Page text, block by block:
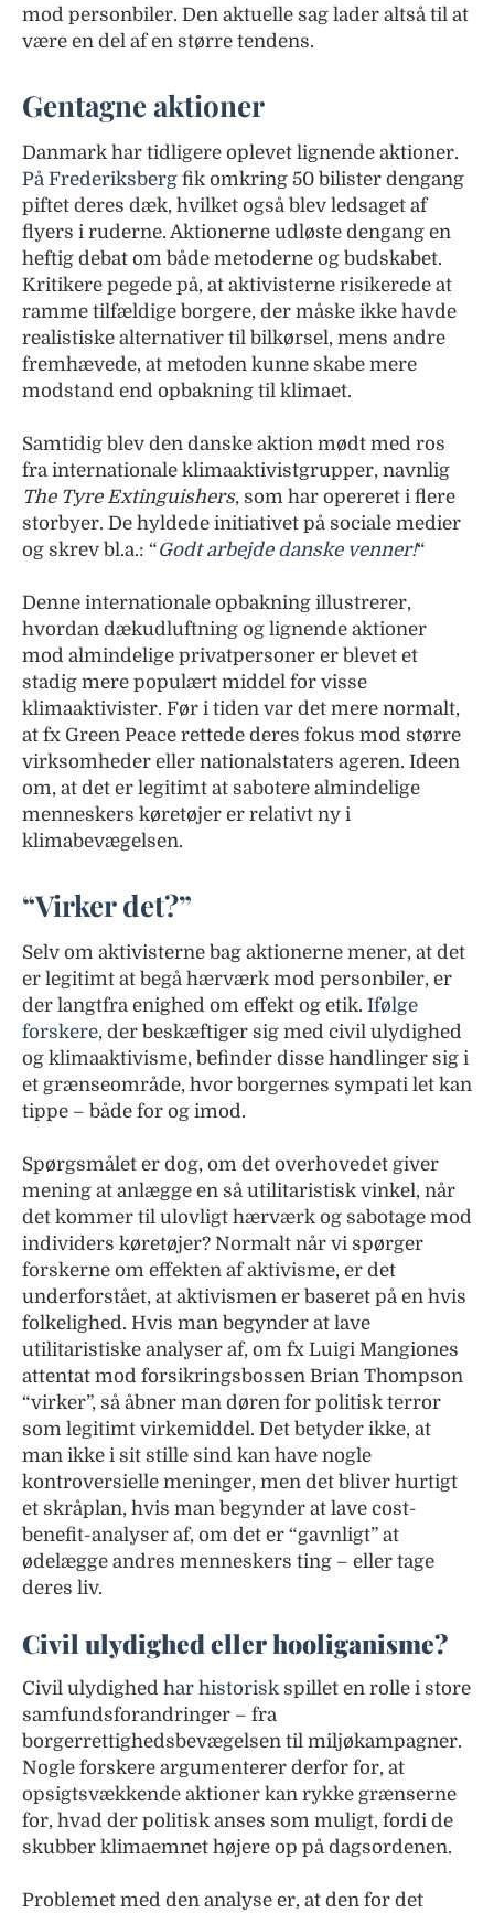
mod personbiler. Den aktuelle sag lader altså til at
være en del af en større tendens.
Gentagne aktioner
Danmark har tidligere oplevet lignende aktioner.
På Frederiksberg fik omkring 50 bilister dengang
piftet deres dæk, hvilket også blev ledsaget af
flyers i ruderne. Aktionerne udløste dengang en
heftig debat om både metoderne og budskabet.
Kritikere pegede på, at aktivisterne risikerede at
ramme tilfældige borgere, der måske ikke havde
realistiske alternativer til bilkørsel, mens andre
fremhævede, at metoden kunne skabe mere
modstand end opbakning til klimaet.
Samtidig blev den danske aktion mødt med ros
fra internationale klimaaktivistgrupper, navnlig
The Tyre Extinguishers, som har opereret i flere
storbyer. De hyldede initiativet på sociale medier
og skrev bl.a.: “Godt arbejde danske venner!“
Denne internationale opbakning illustrerer,
hvordan dækudluftning og lignende aktioner
mod almindelige privatpersoner er blevet et
stadig mere populært middel for visse
klimaaktivister. Før i tiden var det mere normalt,
at fx Green Peace rettede deres fokus mod større
virksomheder eller nationalstaters ageren. Ideen
om, at det er legitimt at sabotere almindelige
menneskers køretøjer er relativt ny i
klimabevægelsen.
“Virker det?”
Selv om aktivisterne bag aktionerne mener, at det
er legitimt at begå hærværk mod personbiler, er
der langtfra enighed om effekt og etik. Ifølge
forskere, der beskæftiger sig med civil ulydighed
og klimaaktivisme, befinder disse handlinger sig i
et grænseområde, hvor borgernes sympati let kan
tippe – både for og imod.
Spørgsmålet er dog, om det overhovedet giver
mening at anlægge en så utilitaristisk vinkel, når
det kommer til ulovligt hærværk og sabotage mod
individers køretøjer? Normalt når vi spørger
forskerne om effekten af aktivisme, er det
underforstået, at aktivismen er baseret på en hvis
folkelighed. Hvis man begynder at lave
utilitaristiske analyser af, om fx Luigi Mangiones
attentat mod forsikringsbossen Brian Thompson
“virker”, så åbner man døren for politisk terror
som legitimt virkemiddel. Det betyder ikke, at
man ikke i sit stille sind kan have nogle
kontroversielle meninger, men det bliver hurtigt
et skråplan, hvis man begynder at lave cost-
benefit-analyser af, om det er “gavnligt” at
ødelægge andres menneskers ting – eller tage
deres liv.
Civil ulydighed eller hooliganisme?
Civil ulydighed har historisk spillet en rolle i store
samfundsforandringer – fra
borgerrettighedsbevægelsen til miljøkampagner.
Nogle forskere argumenterer derfor for, at
opsigtsvækkende aktioner kan rykke grænserne
for, hvad der politisk anses som muligt, fordi de
skubber klimaemnet højere op på dagsordenen.
Problemet med den analyse er, at den for det